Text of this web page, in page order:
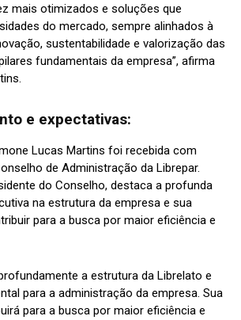
mais otimizados e soluções que
do mercado, sempre alinhados à
sustentabilidade e valorização das
fundamentais da empresa”, afirma
e expectativas:
Lucas Martins foi recebida com
de Administração da Librepar.
do Conselho, destaca a profunda
na estrutura da empresa e sua
para a busca por maior eficiência e
a estrutura da Librelato e
para a administração da empresa. Sua
para a busca por maior eficiência e